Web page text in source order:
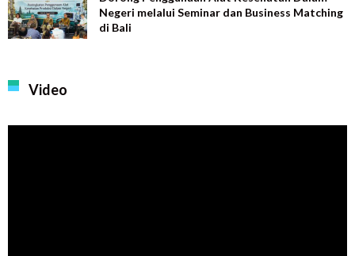
Negeri melalui Seminar dan Business Matching
di Bali
Video